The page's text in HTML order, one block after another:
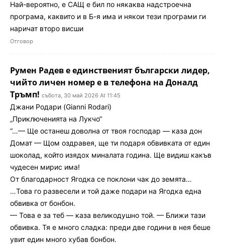
Най-вероятно, е САЩ е бил по някаква надстроечна
програма, каквито и в Б-я има и някои тези програми ги
наричат второ висши
Отговор
Румен Радев е единственият български лидер,
чийто личен номер е в телефона на Доналд
Тръмп! събота, 30 май 2026 At 11:45
Джани Родари (Gianni Rodari)
„Приключенията на Лукчо“
“…— Ще останеш доволна от твоя господар — каза дон
Домат — Щом оздравея, ще ти подаря обвивката от един
шоколад, който изядох миналата година. Ще видиш какъв
чудесен мирис има!
От благодарност Ягодка се поклони чак до земята…
…Това го развесели и той даже подари на Ягодка една
обвивка от бонбон.
— Това е за теб — каза великодушно той. — Ближи тази
обвивка. Тя е много сладка: преди две години в нея беше
увит един много хубав бонбон.